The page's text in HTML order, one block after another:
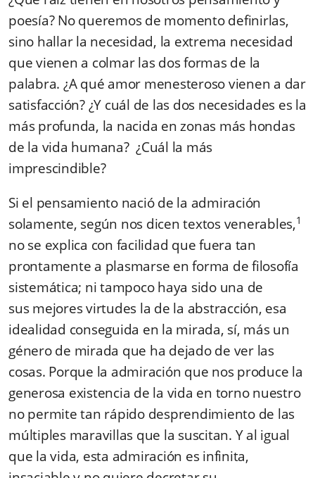
poesía? No queremos de momento definirlas,
sino hallar la necesidad, la extrema necesidad
que vienen a colmar las dos formas de la
palabra. ¿A qué amor menesteroso vienen a dar
satisfacción? ¿Y cuál de las dos necesidades es la
más profunda, la nacida en zonas más hondas
de la vida humana? ¿Cuál la más
imprescindible?
Si el pensamiento nació de la admiración
solamente, según nos dicen textos venerables,1
no se explica con facilidad que fuera tan
prontamente a plasmarse en forma de filosofía
sistemática; ni tampoco haya sido una de
sus mejores virtudes la de la abstracción, esa
idealidad conseguida en la mirada, sí, más un
género de mirada que ha dejado de ver las
cosas. Porque la admiración que nos produce la
generosa existencia de la vida en torno nuestro
no permite tan rápido desprendimiento de las
múltiples maravillas que la suscitan. Y al igual
que la vida, esta admiración es infinita,